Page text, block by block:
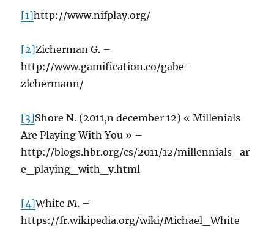
[1]http://www.nifplay.org/
[2]Zicherman G. –
http://www.gamification.co/gabe-
zichermann/
[3]Shore N. (2011,n december 12) « Millenials
Are Playing With You » –
http://blogs.hbr.org/cs/2011/12/millennials_ar
e_playing_with_y.html
[4]White M. –
https://fr.wikipedia.org/wiki/Michael_White